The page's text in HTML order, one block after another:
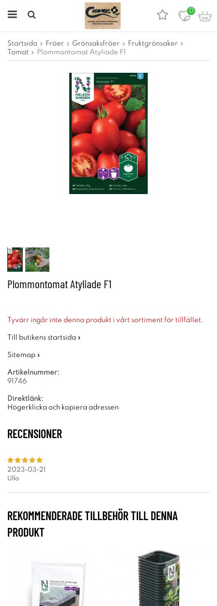
0
Startsida Fröer Grönsaksfröer
Fruktgrönsaker
Tomat
Plommontomat Atyliade F1
Plommontomat Atyliade F1
Tyvärr ingår inte denna produkt i vårt sortiment för tillfället.
Till butikens startsida »
Sitemap »
Artikelnummer:
91746
Direktlänk:
Högerklicka och kopiera adressen
RECENSIONER
2023-03-21
Ulla
REKOMMENDERADE TILLBEHÖR TILL DENNA
PRODUKT